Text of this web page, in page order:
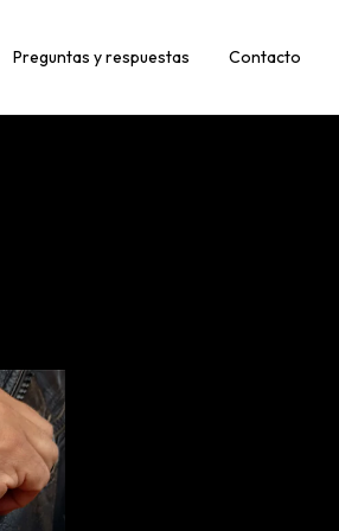
Preguntas y respuestas Contacto